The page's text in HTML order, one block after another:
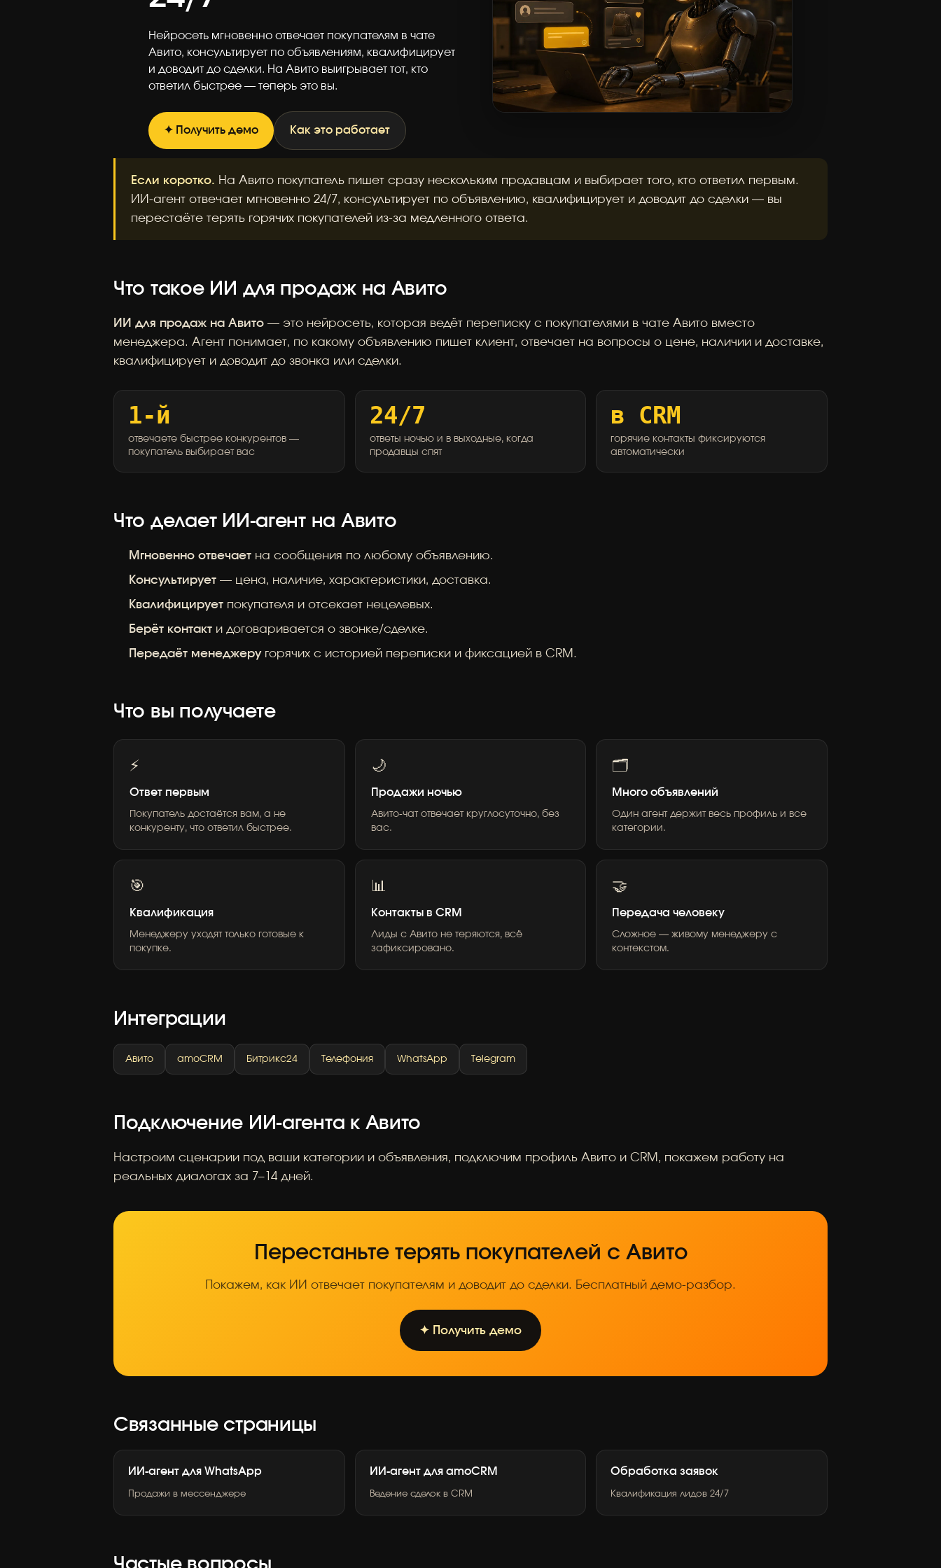
Нейросеть мгновенно отвечает покупателям в чате
Авито, консультирует по объявлениям, квалифицирует
и доводит до сделки. На Авито выигрывает тот, кто
ответил быстрее — теперь это вы.
✦ Получить демо Как это работает
Если коротко. На Авито покупатель пишет сразу нескольким продавцам и выбирает того, кто ответил первым.
ИИ-агент отвечает мгновенно 24/7, консультирует по объявлению, квалифицирует и доводит до сделки — вы
перестаёте терять горячих покупателей из-за медленного ответа.
Что такое ИИ для продаж на Авито
ИИ для продаж на Авито — это нейросеть, которая ведёт переписку с покупателями в чате Авито вместо
менеджера. Агент понимает, по какому объявлению пишет клиент, отвечает на вопросы о цене, наличии и доставке,
квалифицирует и доводит до звонка или сделки.
1-й
отвечаете быстрее конкурентов —
покупатель выбирает вас
24/7
ответы ночью и в выходные, когда
продавцы спят
в CRM
горячие контакты фиксируются
автоматически
Что делает ИИ-агент на Авито
Мгновенно отвечает на сообщения по любому объявлению.
Консультирует — цена, наличие, характеристики, доставка.
Квалифицирует покупателя и отсекает нецелевых.
Берёт контакт и договаривается о звонке/сделке.
Передаёт менеджеругорячих с историей переписки и фиксацией в CRM.
Что вы получаете
⚡
Ответ первым
Покупатель достаётся вам, а не
конкуренту, что ответил быстрее.
🌙
Продажи ночью
Авито-чат отвечает круглосуточно, без
вас.
🗂
Много объявлений
Один агент держит весь профиль и все
категории.
🎯
Квалификация
Менеджеру уходят только готовые к
покупке.
📊
Контакты в CRM
Лиды с Авито не теряются, всё
зафиксировано.
🤝
Передача человеку
Сложное — живому менеджеру с
контекстом.
Интеграции
Авито amoCRM Битрикс24 Телефония WhatsApp Telegram
Подключение ИИ-агента к Авито
Настроим сценарии под ваши категории и объявления, подключим профиль Авито и CRM, покажем работу на
реальных диалогах за 7–14 дней.
Перестаньте терять покупателей с Авито
Покажем, как ИИ отвечает покупателям и доводит до сделки. Бесплатный демо-разбор.
✦ Получить демо
Связанные страницы
ИИ-агент для WhatsApp
Продажи в мессенджере
ИИ-агент для amoCRM
Ведение сделок в CRM
Обработка заявок
Квалификация лидов 24/7
Частые вопросы